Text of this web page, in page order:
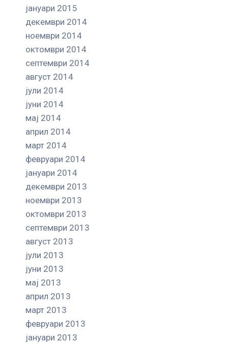
јануари 2015
декември 2014
ноември 2014
октомври 2014
септември 2014
август 2014
јули 2014
јуни 2014
мај 2014
април 2014
март 2014
февруари 2014
јануари 2014
декември 2013
ноември 2013
октомври 2013
септември 2013
август 2013
јули 2013
јуни 2013
мај 2013
април 2013
март 2013
февруари 2013
јануари 2013